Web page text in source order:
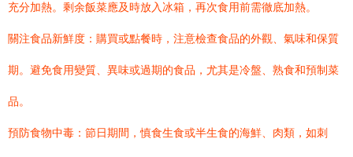
充分加熱。剩余飯菜應及時放入冰箱，再次食用前需徹底加熱。
關注食品新鮮度：購買或點餐時，注意檢查食品的外觀、氣味和保質
期。避免食用變質、異味或過期的食品，尤其是冷盤、熟食和預制菜
品。
預防食物中毒：節日期間，慎食生食或半生食的海鮮、肉類，如刺